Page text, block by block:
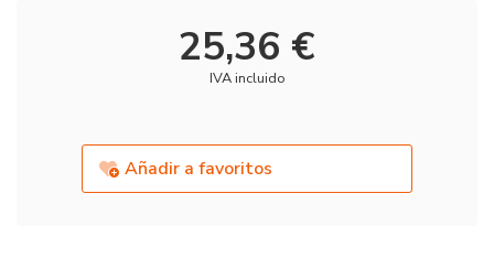
25,36 €
IVA incluido
Añadir a favoritos